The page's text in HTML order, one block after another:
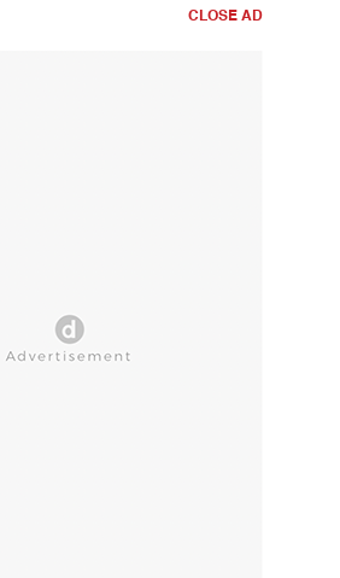
CLOSE AD